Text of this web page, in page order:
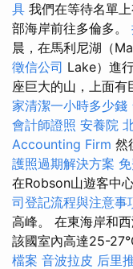
具 我們在等待名單
部海岸前往多倫多。
晨，在馬利尼湖（
徵信公司 Lake）進
座巨大的山，上面有
家清潔一小時多少錢
會計師證照 安養院
Accounting Firm 然
護照過期解決方案
在Robson山遊客中
司登記流程與注意事
高峰。 在東海岸和
該國室內高達25-
檔案 音波拉皮 后里